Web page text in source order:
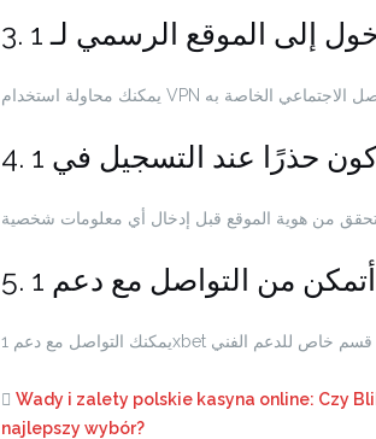
Wady i zalety polskie kasyna online: Czy
najlepszy wybór?